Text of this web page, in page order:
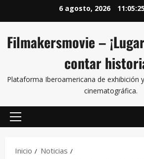
6 agosto, 2026
Filmakersmovie –
contar
Plataforma Iberoamericana de exhibición
cinematográfica.
Inicio
Noticias